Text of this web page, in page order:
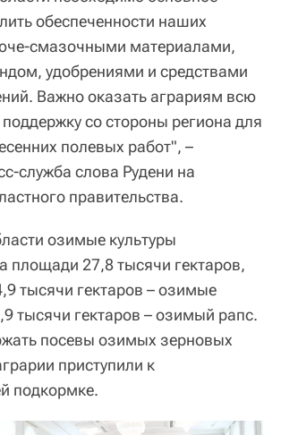
обеспеченности наших
смазочными материалами,
удобрениями и средствами
Важно оказать аграриям всю
со стороны региона для
полевых работ", –
служба слова Рудени на
правительства.
озимые культуры
площади 27,8 тысячи гектаров,
тысячи гектаров – озимые
тысячи гектаров – озимый рапс.
посевы озимых зерновых
приступили к
подкормке.